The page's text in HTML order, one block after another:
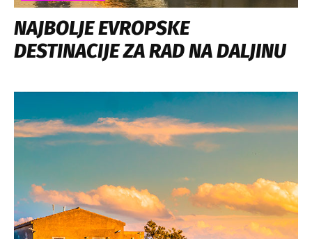
NAJBOLJE EVROPSKE
DESTINACIJE ZA RAD NA DALJINU